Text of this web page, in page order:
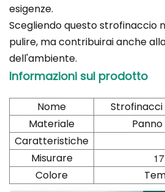
esigenze.
Scegliendo questo strofinaccio
pulire, ma contribuirai anche
dell'ambiente.
Informazioni sul prodotto
Nome
Strofinacci
Materiale
Caratteristiche
Misurare
Colore